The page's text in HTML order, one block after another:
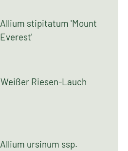
Allium stipitatum 'Mount
Everest'
Weißer Riesen-Lauch
Allium ursinum ssp.